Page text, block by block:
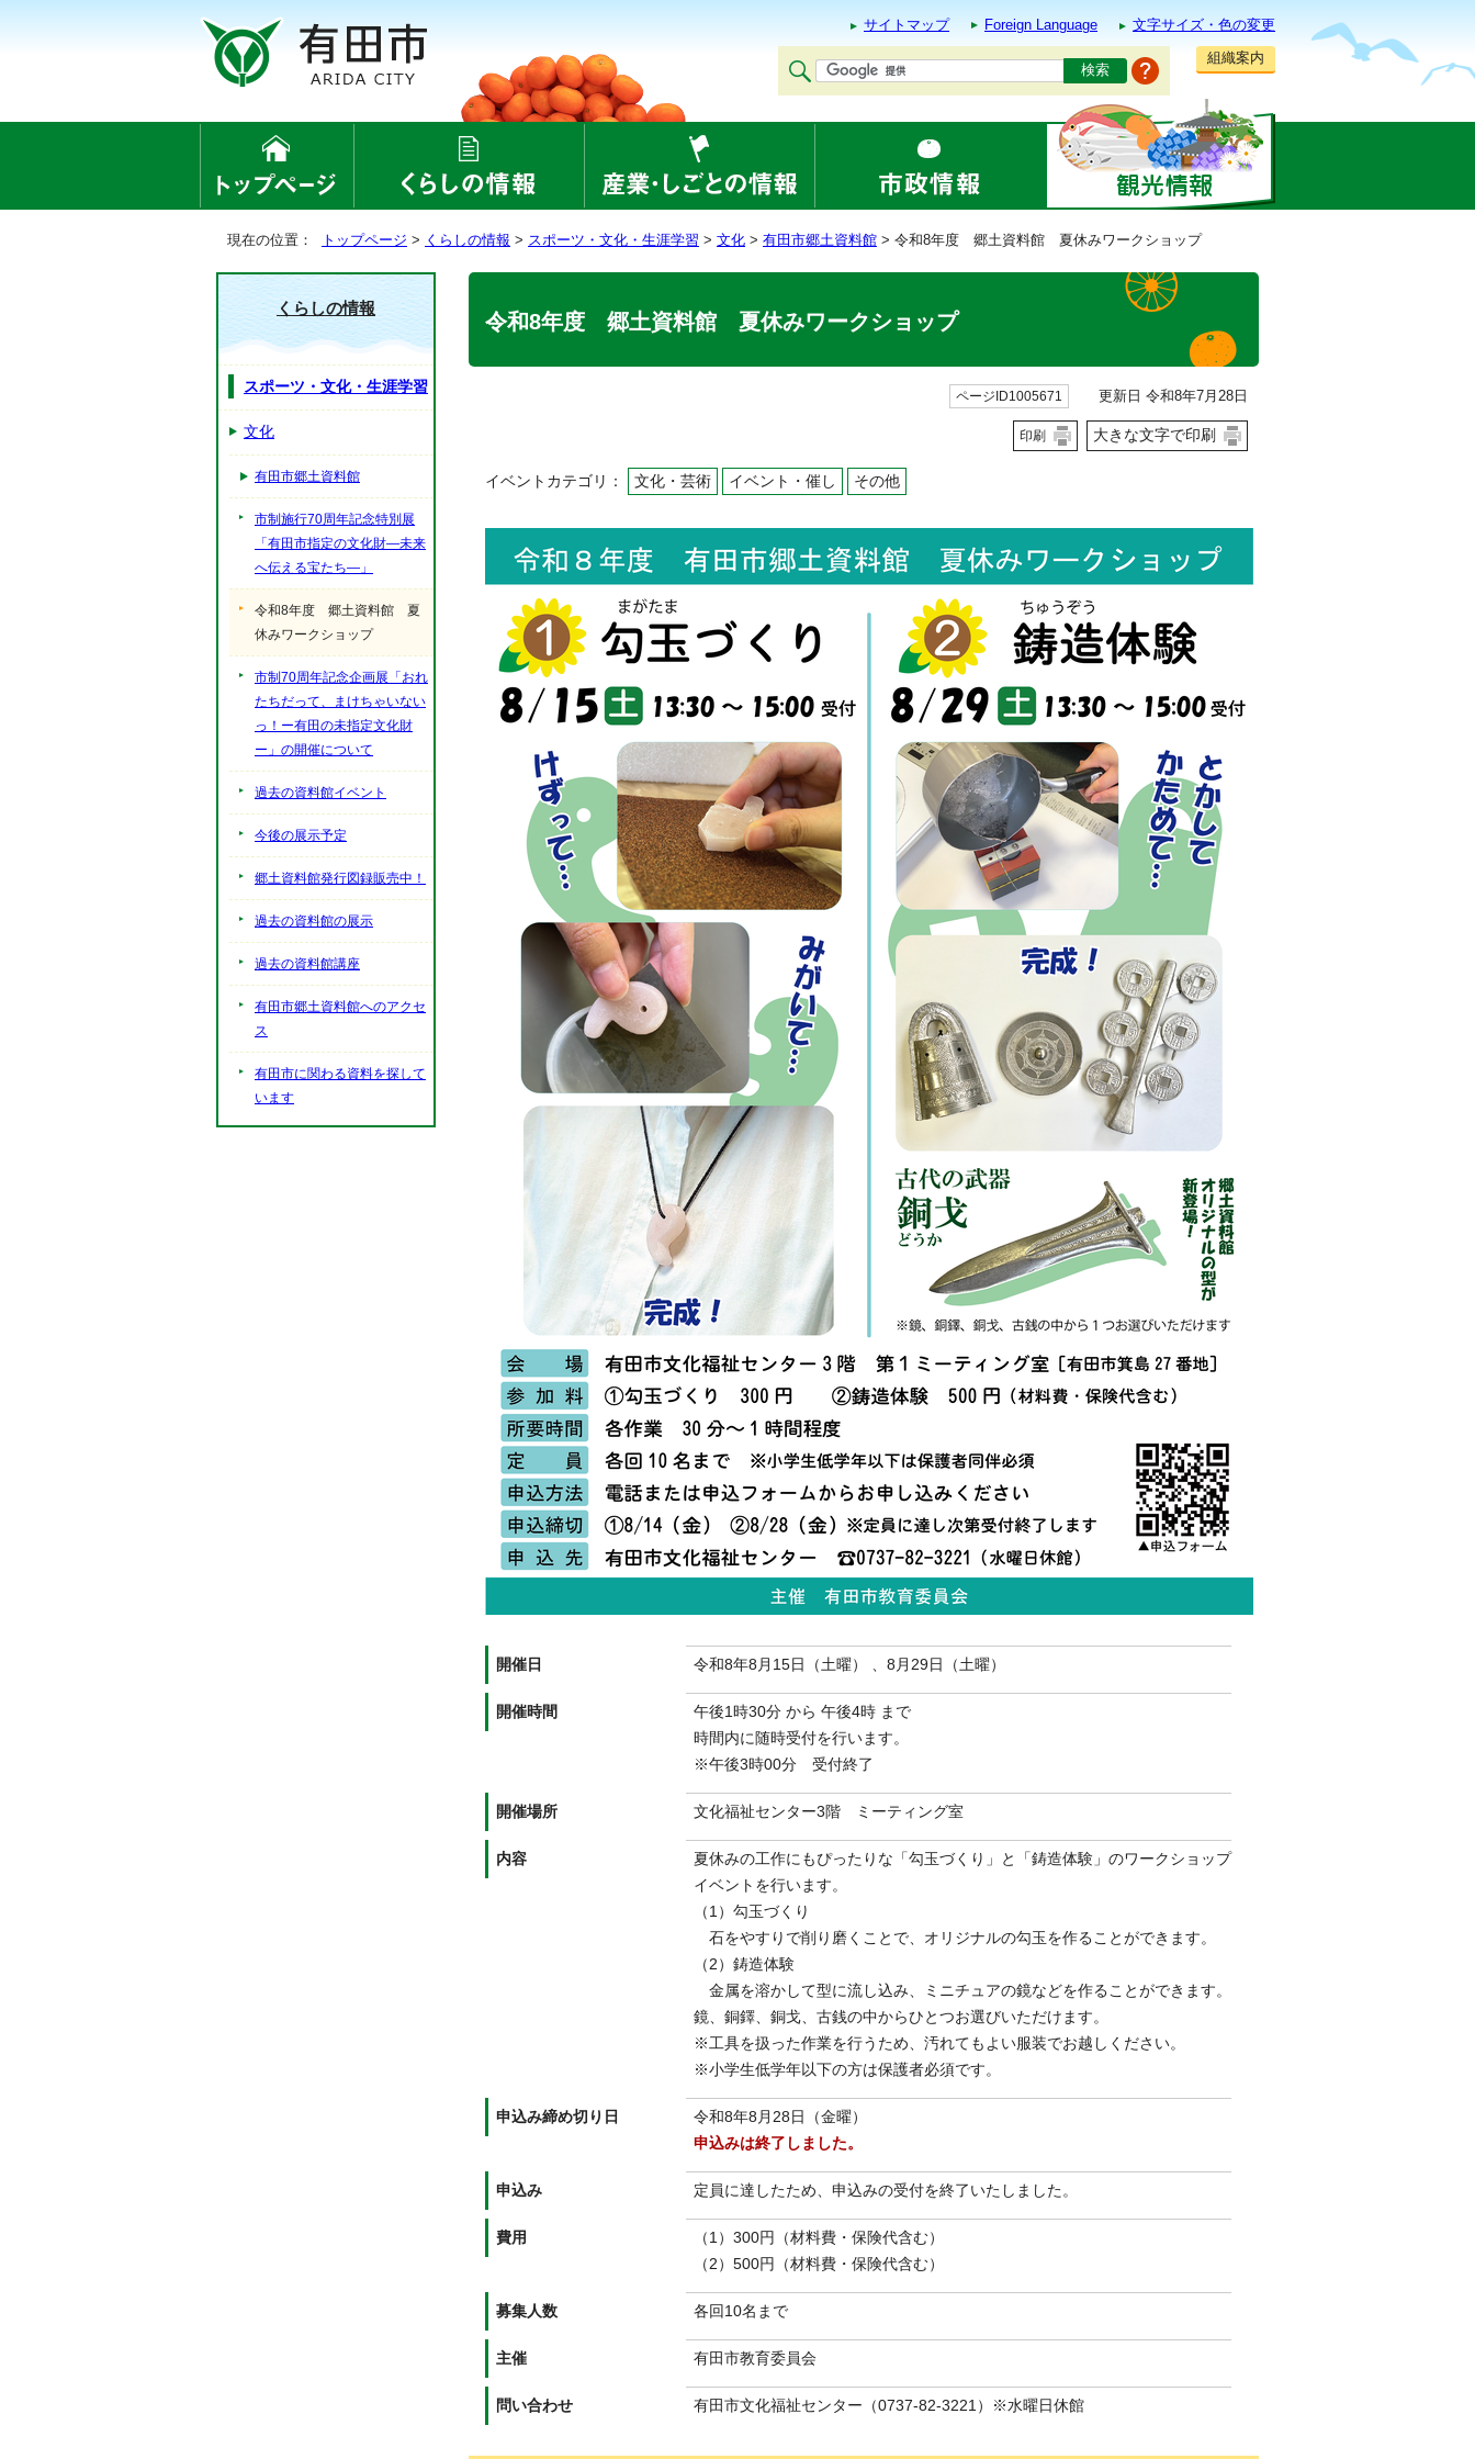
サイトマップ Foreign Language
文字サイズ・色の変更
組織案内
現在の位置： トップページ > くらしの情報 > スポーツ・文化・生涯学習 > 文化 > 有田市郷土資料館 > 令和8年度 郷土資料館 夏休みワークショップ
令和8年度 郷土資料館 夏休みワークショップ
ページID1005671 更新日 令和8年7月28日
印刷 大きな文字で印刷
イベントカテゴリ： 文化・芸術 イベント・催し その他
開催日 令和8年8月15日（土曜） 、8月29日（土曜）
開催時間
午後1時30分 から 午後4時 まで
時間内に随時受付を行います。
※午後3時00分 受付終了
開催場所 文化福祉センター3階 ミーティング室
内容
夏休みの工作にもぴったりな「勾玉づくり」と「鋳造体験」のワークショップ
イベントを行います。
（1）勾玉づくり
石をやすりで削り磨くことで、オリジナルの勾玉を作ることができます。
（2）鋳造体験
金属を溶かして型に流し込み、ミニチュアの鏡などを作ることができます。
鏡、銅鐸、銅戈、古銭の中からひとつお選びいただけます。
※工具を扱った作業を行うため、汚れてもよい服装でお越しください。
※小学生低学年以下の方は保護者必須です。
申込み締め切り日
令和8年8月28日（金曜）
申込みは終了しました。
申込み 定員に達したため、申込みの受付を終了いたしました。
費用
（1）300円（材料費・保険代含む）
（2）500円（材料費・保険代含む）
募集人数 各回10名まで
主催 有田市教育委員会
問い合わせ 有田市文化福祉センター（0737-82-3221）※水曜日休館
くらしの情報
スポーツ・文化・生涯学習
文化
有田市郷土資料館
市制施行70周年記念特別展
「有田市指定の文化財―未来
へ伝える宝たち―」
令和8年度 郷土資料館 夏
休みワークショップ
市制70周年記念企画展「おれ
たちだって、まけちゃいない
っ！ー有田の未指定文化財
ー」の開催について
過去の資料館イベント
今後の展示予定
郷土資料館発行図録販売中！
過去の資料館の展示
過去の資料館講座
有田市郷土資料館へのアクセ
ス
有田市に関わる資料を探して
います